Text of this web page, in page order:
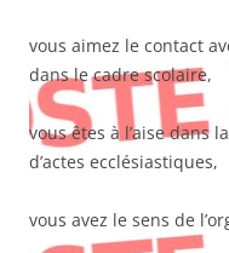
vous aimez le contact
dans le cadre scolaire,
vous êtes à l’aise dans
d’actes ecclésiastiques,
vous avez le sens de